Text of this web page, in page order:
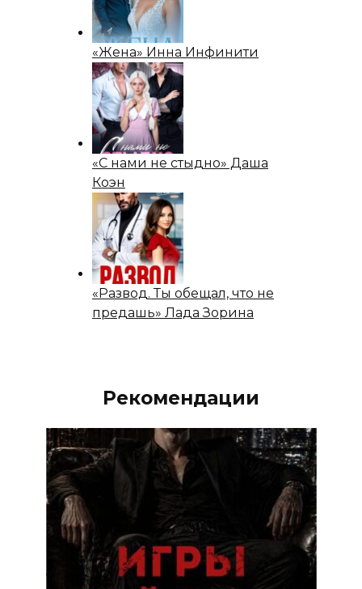
«Жена» Инна Инфинити
«С нами не стыдно» Даша
Коэн
«Развод. Ты обещал, что не
предашь» Лада Зорина
Рекомендации